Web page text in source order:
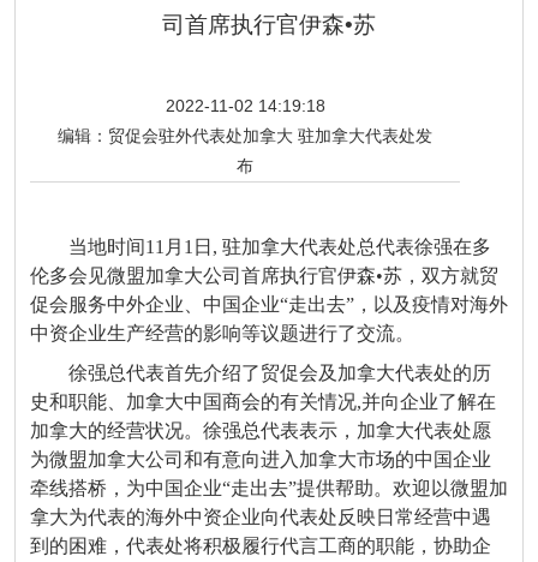
司首席执行官伊森•苏
2022-11-02 14:19:18
编辑： 贸促会驻外代表处加拿大 驻加拿大代表处发
布
当地时间11月1日, 驻加拿大代表处总代表徐强在多
伦多会见微盟加拿大公司首席执行官伊森•苏，双方就贸
促会服务中外企业、中国企业“走出去”，以及疫情对海外
中资企业生产经营的影响等议题进行了交流。
徐强总代表首先介绍了贸促会及加拿大代表处的历
史和职能、加拿大中国商会的有关情况,并向企业了解在
加拿大的经营状况。徐强总代表表示，加拿大代表处愿
为微盟加拿大公司和有意向进入加拿大市场的中国企业
牵线搭桥，为中国企业“走出去”提供帮助。欢迎以微盟加
拿大为代表的海外中资企业向代表处反映日常经营中遇
到的困难，代表处将积极履行代言工商的职能，协助企